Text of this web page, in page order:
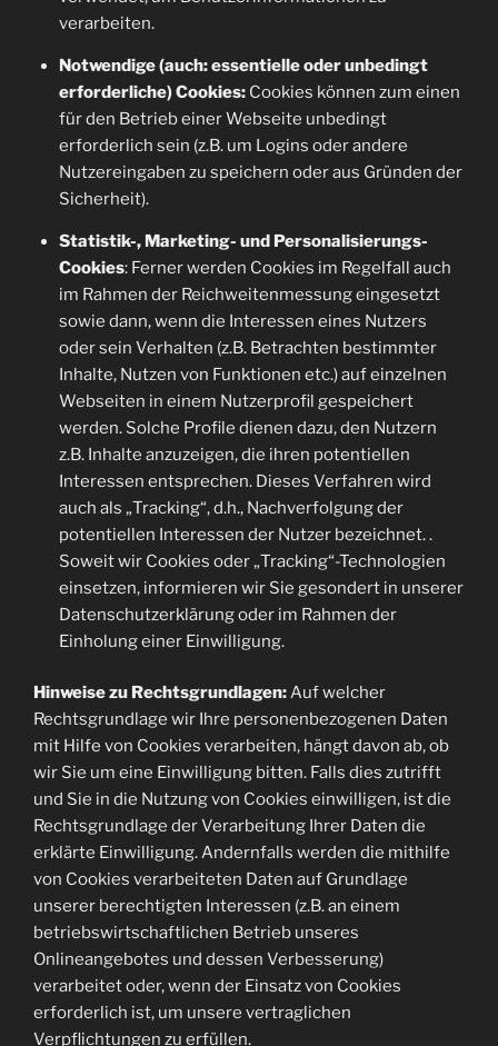
verarbeiten.
Notwendige (auch: essentielle oder unbedingt
erforderliche) Cookies:Cookies können zum einen
für den Betrieb einer Webseite unbedingt
erforderlich sein (z.B. um Logins oder andere
Nutzereingaben zu speichern oder aus Gründen der
Sicherheit).
Statistik-, Marketing- und Personalisierungs-
Cookies: Ferner werden Cookies im Regelfall auch
im Rahmen der Reichweitenmessung eingesetzt
sowie dann, wenn die Interessen eines Nutzers
oder sein Verhalten (z.B. Betrachten bestimmter
Inhalte, Nutzen von Funktionen etc.) auf einzelnen
Webseiten in einem Nutzerprofil gespeichert
werden. Solche Profile dienen dazu, den Nutzern
z.B. Inhalte anzuzeigen, die ihren potentiellen
Interessen entsprechen. Dieses Verfahren wird
auch als „Tracking“, d.h., Nachverfolgung der
potentiellen Interessen der Nutzer bezeichnet. .
Soweit wir Cookies oder „Tracking“-Technologien
einsetzen, informieren wir Sie gesondert in unserer
Datenschutzerklärung oder im Rahmen der
Einholung einer Einwilligung.
Hinweise zu Rechtsgrundlagen:Auf welcher
Rechtsgrundlage wir Ihre personenbezogenen Daten
mit Hilfe von Cookies verarbeiten, hängt davon ab, ob
wir Sie um eine Einwilligung bitten. Falls dies zutrifft
und Sie in die Nutzung von Cookies einwilligen, ist die
Rechtsgrundlage der Verarbeitung Ihrer Daten die
erklärte Einwilligung. Andernfalls werden die mithilfe
von Cookies verarbeiteten Daten auf Grundlage
unserer berechtigten Interessen (z.B. an einem
betriebswirtschaftlichen Betrieb unseres
Onlineangebotes und dessen Verbesserung)
verarbeitet oder, wenn der Einsatz von Cookies
erforderlich ist, um unsere vertraglichen
Verpflichtungen zu erfüllen.